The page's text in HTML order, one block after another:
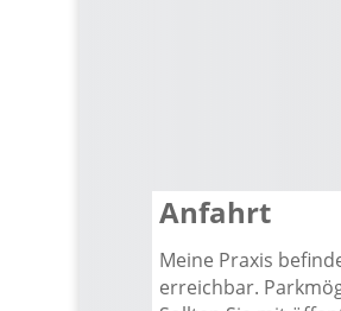
Anfahrt
Meine Praxis
erreichbar.